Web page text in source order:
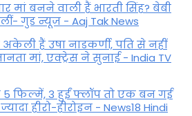
मां बनने वाली हैं भारती सिंह? बेबी
गुड न्यूज - Aaj Tak News
हैं उषा नाडकर्णी, पति से नहीं
मां, एक्ट्रेस ने सुनाई - India TV
5 फिल्में, 3 हुईं फ्लॉप तो एक बन गई
हीरो-हीरोइन - News18 Hindi